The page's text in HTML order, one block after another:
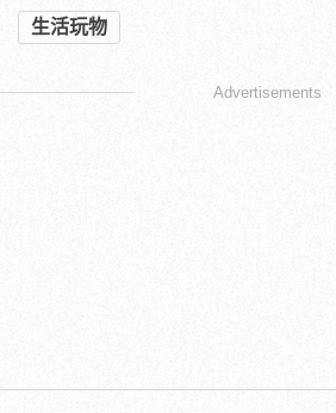
生活玩物
Advertisements